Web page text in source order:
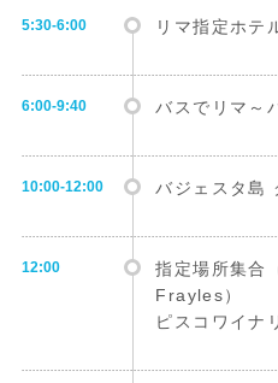
5:30-6:00 リマ指定ホテ
6:00-9:40 バスでリマ～
10:00-12:00 バジェスタ島
12:00
指定場所集
Frayles）
ピスコワイナ